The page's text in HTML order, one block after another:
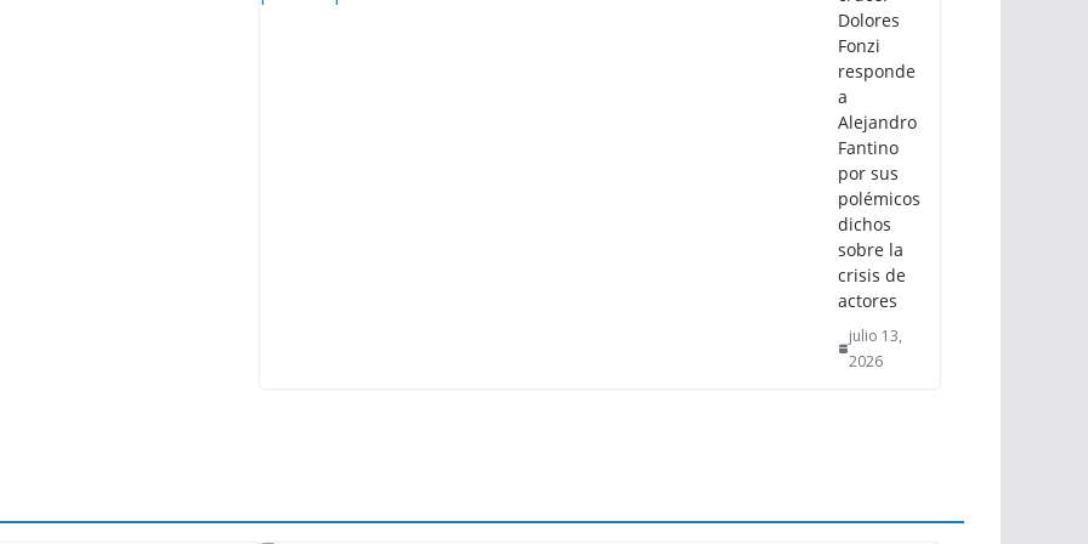
Dolores
Fonzi
responde
a
Alejandro
Fantino
por sus
polémicos
dichos
sobre la
crisis de
actores
julio 13,
2026